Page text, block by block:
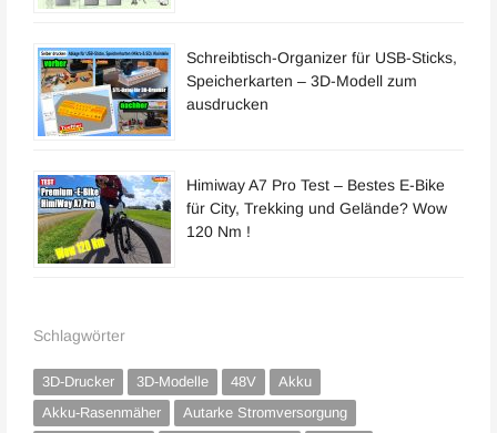
Schreibtisch-Organizer für USB-Sticks,
Speicherkarten – 3D-Modell zum
ausdrucken
Himiway A7 Pro Test – Bestes E-Bike
für City, Trekking und Gelände? Wow
120 Nm !
Schlagwörter
3D-Drucker 3D-Modelle 48V
Akku
Akku-Rasenmäher
Autarke Stromversorgung